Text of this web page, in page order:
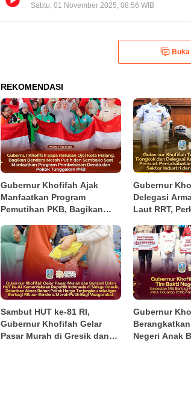
Sabtu, 01 November 2025, 08.56 WIB
REKOMENDASI
Gubernur Khofifah Ajak
Manfaatkan Program
Pemutihan PKB, Bagikan
dan Sembako kepada Ojol
Malang
Gubernur
Delegasi
Laut RRT,
Sama
Sambut HUT ke-81 RI,
Gubernur Khofifah Gelar
Pasar Murah di Gresik dan
Gubernur
Negeri Anak